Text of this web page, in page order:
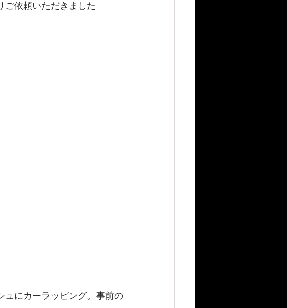
ご依頼いただきました
にカーラッピング。 事前の